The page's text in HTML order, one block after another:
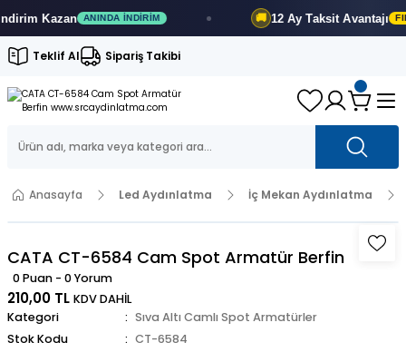
Kazan ANINDA İNDIRIM 12 AyTaksit Avantajı
Teklif Al Sipariş Takibi
Anasayfa Led Aydınlatma İç Mekan Aydınlatma
CATA CT-6584 Cam Spot Armatür Berfin
0 Puan - 0 Yorum
210,00 TL KDV DAHİL
Kategori
Sıva Altı Camlı Spot Armatürler
Stok Kodu
CT-6584